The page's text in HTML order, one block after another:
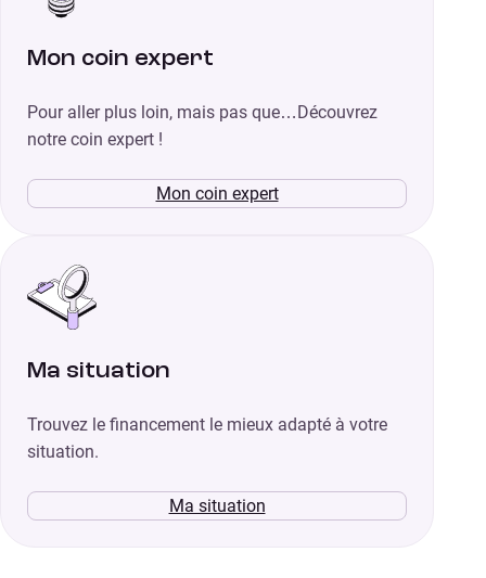
Mon coin expert
Pour aller plus loin, mais pas que…Découvrez
notre coin expert !
Mon coin expert
Ma situation
Trouvez le financement le mieux adapté à votre
situation.
Ma situation